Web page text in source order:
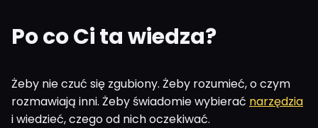
Po co Ci ta wiedza?
Żeby nie czuć się zgubiony. Żeby rozumieć, o czym
rozmawiają inni. Żeby świadomie wybierać narzędzia
i wiedzieć, czego od nich oczekiwać.